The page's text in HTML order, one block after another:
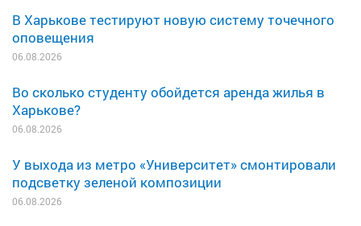
В Харькове тестируют новую систему точечного
оповещения
06.08.2026
Во сколько студенту обойдется аренда жилья в
Харькове?
06.08.2026
У выхода из метро «Университет» смонтировали
подсветку зеленой композиции
06.08.2026